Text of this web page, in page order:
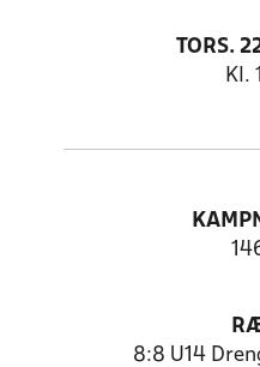
TORS.
Kl.
8:8 U14